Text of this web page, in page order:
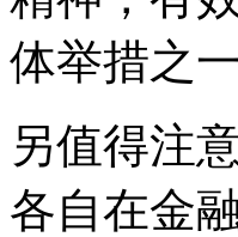
体举措之一
另值得注
各自在金